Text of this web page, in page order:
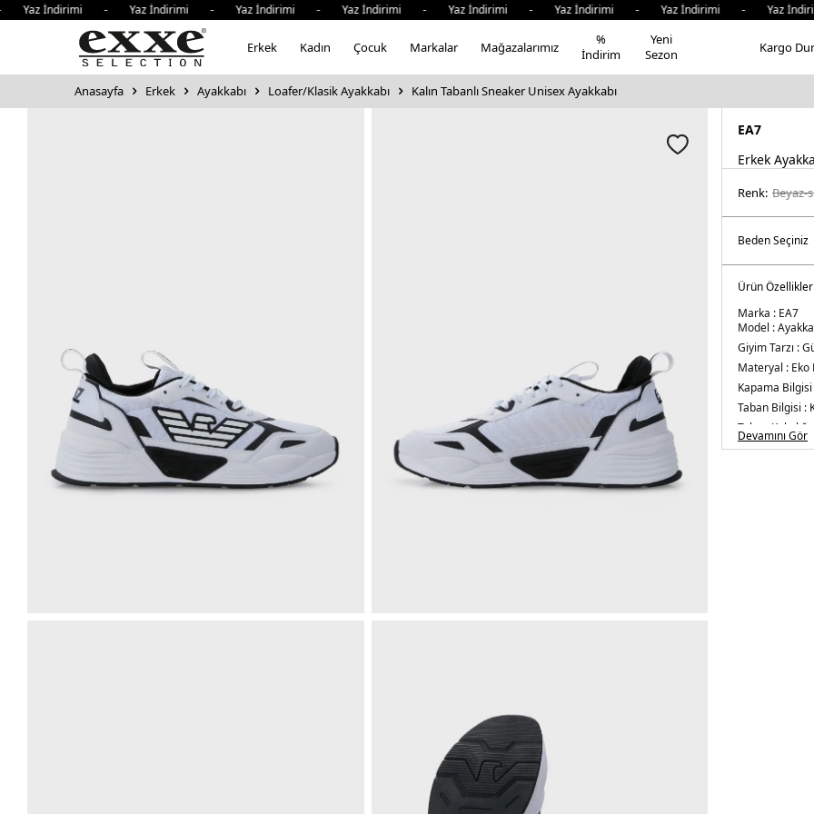
İndirimi - Yaz İndirimi - Yaz İndirimi - Yaz İndirimi - Yaz İndirimi - Yaz İndirimi - Yaz İndirimi - Yaz
Erkek Kadın Çocuk Markalar Mağazalarımız
%
İndirim
Yeni
Sezon
Kargo
Anasayfa Erkek Ayakkabı Loafer/Klasik Ayakkabı Kalın Tabanlı Sneaker Unisex Ayakkabı
EA7
Erkek
Renk:
Ürün Özellikleri
Marka : EA7
Model :
Giyim Tarzı :
Materyal : Eko
Kapama Bilgisi
Taban Bilgisi :
Taban Kalınlığı :
Toplam
Devamını Gör